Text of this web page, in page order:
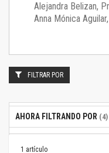
Alejandra Belizan,
Anna Mónica
1 artículo
FILTRAR POR
AHORA FILTRANDO POR